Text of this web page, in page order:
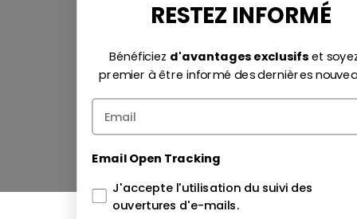
RESTEZ INFORMÉ
Bénéficiez d'avantages exclusifset
premier à être informé des dernières
Email Open Tracking
J'accepte l'utilisation du suivi des
ouvertures d'e-mails.